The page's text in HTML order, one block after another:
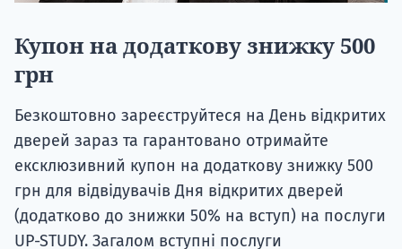
Купон на додаткову знижку 500
грн
Безкоштовно зареєструйтеся на День відкритих
дверей зараз та гарантовано отримайте
ексклюзивний купон на додаткову знижку 500
грн для відвідувачів Дня відкритих дверей
(додатково до знижки 50% на вступ) на послуги
UP-STUDY. Загалом вступні послуги